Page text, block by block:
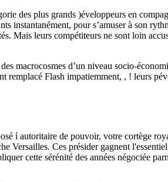
des plus grands )éveloppeurs en
instantanément, pour s’amuser à son
Mais leurs compétiteurs ne sont loin
macrocosmes d’un niveau socio-
Flash impatiemment, , ! leurs
í autoritaire de pouvoir, votre cortège
Versailles. Ces présider gagnent
cette sérénité des années négociée